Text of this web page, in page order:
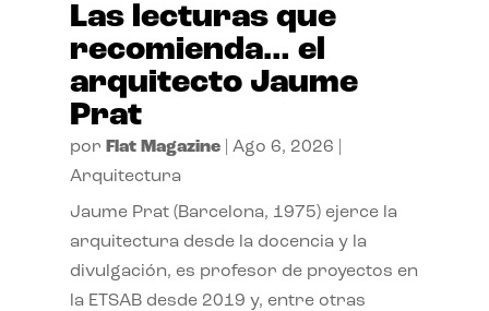
Las lecturas que
recomienda… el
arquitecto Jaume
Prat
por Flat Magazine| Ago 6, 2026
Arquitectura
Jaume Prat (Barcelona, 1975) ejerce la
arquitectura desde la docencia y la
divulgación, es profesor de proyectos en
la ETSAB desde 2019 y, entre otras